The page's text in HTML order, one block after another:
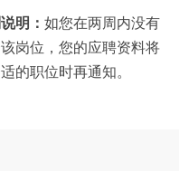
明：如您在两周内没有
岗位，您的应聘资料将
的职位时再通知。